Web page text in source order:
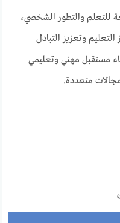
للتعلم والتطور الشخصي،
وتعزيز التبادل
مستقبل مهني وتعليمي
متعددة.